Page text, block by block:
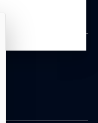
le bandeau des